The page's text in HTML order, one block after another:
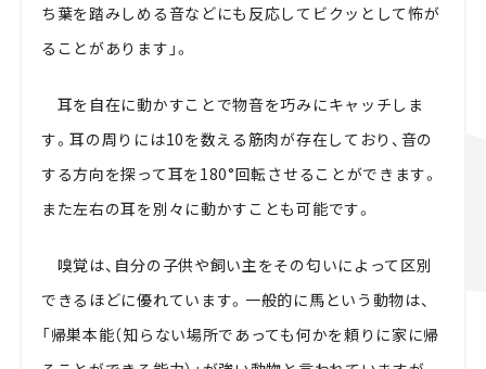
ち葉を踏みしめる音などにも反応してビクッとして怖が
ることがあります」。
耳を自在に動かすことで物音を巧みにキャッチしま
す。耳の周りには10を数える筋肉が存在しており、音の
する方向を探って耳を180°回転させることができます。
また左右の耳を別々に動かすことも可能です。
嗅覚は、自分の子供や飼い主をその匂いによって区別
できるほどに優れています。一般的に馬という動物は、
「帰巣本能（知らない場所であっても何かを頼りに家に帰